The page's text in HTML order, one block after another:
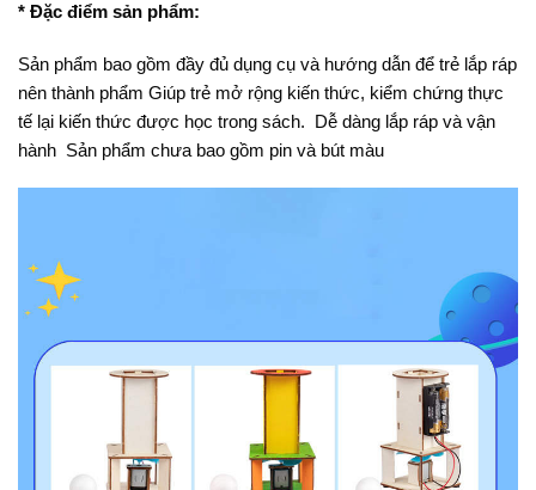
* Đặc điểm sản phẩm:
Sản phẩm bao gồm đầy đủ dụng cụ và hướng dẫn để trẻ lắp ráp
nên thành phẩm Giúp trẻ mở rộng kiến thức, kiểm chứng thực
tế lại kiến thức được học trong sách. Dễ dàng lắp ráp và vận
hành Sản phẩm chưa bao gồm pin và bút màu